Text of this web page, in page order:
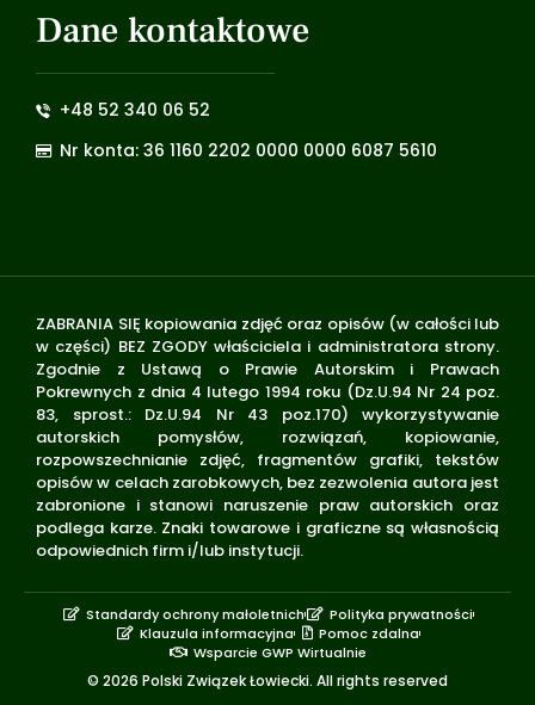
Dane kontaktowe
+48 52 340 06 52
Nr konta: 36 1160 2202 0000 0000 6087 5610
ZABRANIA SIĘ kopiowania zdjęć oraz opisów (w całości lub
w części) BEZ ZGODY właściciela i administratora strony.
Zgodnie z Ustawą o Prawie Autorskim i Prawach
Pokrewnych z dnia 4 lutego 1994 roku (Dz.U.94 Nr 24 poz.
83, sprost.: Dz.U.94 Nr 43 poz.170) wykorzystywanie
autorskich pomysłów, rozwiązań, kopiowanie,
rozpowszechnianie zdjęć, fragmentów grafiki, tekstów
opisów w celach zarobkowych, bez zezwolenia autora jest
zabronione i stanowi naruszenie praw autorskich oraz
podlega karze. Znaki towarowe i graficzne są własnością
odpowiednich firm i/lub instytucji.
© 2026 Polski Związek Łowiecki. All rights reserved
Standardy ochrony małoletnich
Polityka prywatności
Klauzula informacyjna
Pomoc zdalna
Wsparcie GWP Wirtualnie